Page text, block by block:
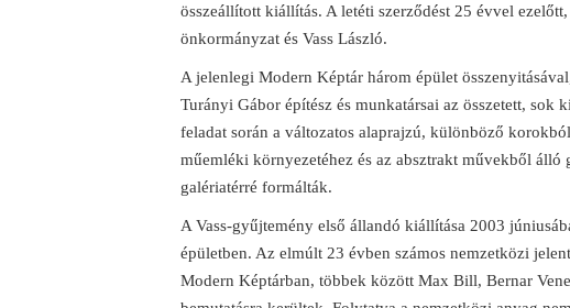
összeállított kiállítás. A letéti szerződést 25 évvel
önkormányzat és Vass László.
A jelenlegi Modern Képtár három épület
Turányi Gábor építész és munkatársai az összetett, sok
feladat során a változatos alaprajzú, különböző
műemléki környezetéhez és az absztrakt művekből álló
galériatérré formálták.
A Vass-gyűjtemény első állandó kiállítása 2003
épületben. Az elmúlt 23 évben számos nemzetközi
Modern Képtárban, többek között Max Bill, Bernar